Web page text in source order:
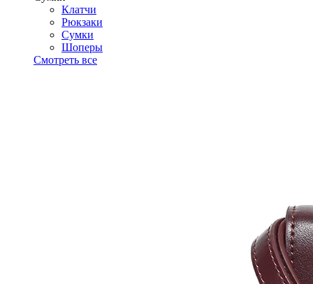
Клатчи
Рюкзаки
Сумки
Шоперы
Смотреть все